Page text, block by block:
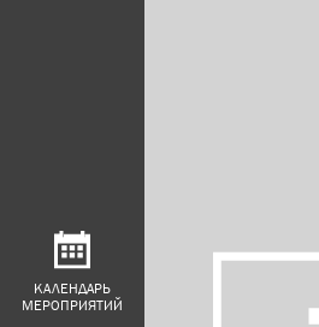
КАЛЕНДАРЬ
МЕРОПРИЯТИЙ